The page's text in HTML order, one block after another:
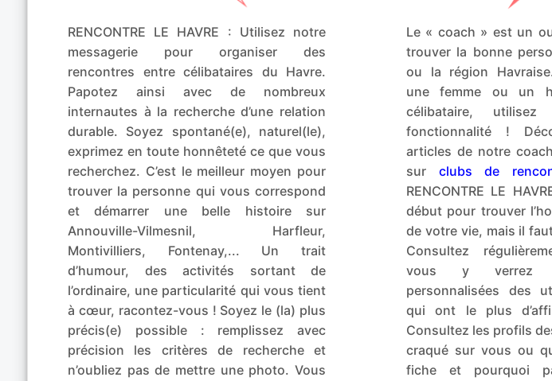
RENCONTRE LE HAVRE : Utilisez notre
messagerie pour organiser des
rencontres entre célibataires du Havre.
Papotez ainsi avec de nombreux
internautes à la recherche d’une relation
durable. Soyez spontané(e), naturel(le),
exprimez en toute honnêteté ce que vous
recherchez. C’est le meilleur moyen pour
trouver la personne qui vous correspond
et démarrer une belle histoire sur
Annouville-Vilmesnil, Harfleur,
Montivilliers, Fontenay,... Un trait
d’humour, des activités sortant de
l’ordinaire, une particularité qui vous tient
à cœur, racontez-vous ! Soyez le (la) plus
précis(e) possible : remplissez avec
précision les critères de recherche et
n’oubliez pas de mettre une photo. Vous
Le « coach » est un
trouver la bonne
ou la région
une femme ou un
célibataire,
fonctionnalité !
articles de notre
sur clubs de
RENCONTRE LE
début pour trouver
de votre vie, mais il
Consultez
vous y verrez
personnalisées des
qui ont le plus
Consultez les profils
craqué sur vous ou
fiche et pourquoi